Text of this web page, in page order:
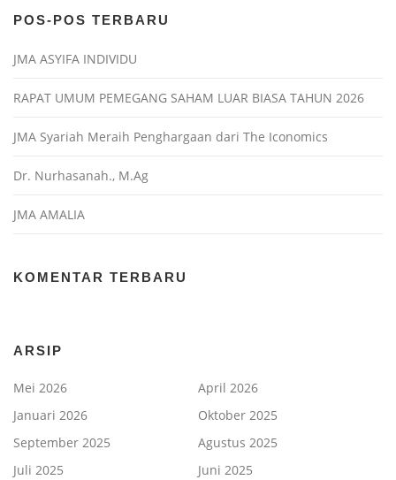
POS-POS TERBARU
JMA ASYIFA INDIVIDU
RAPAT UMUM PEMEGANG SAHAM LUAR BIASA TAHUN 2026
JMA Syariah Meraih Penghargaan dari The Iconomics
Dr. Nurhasanah., M.Ag
JMA AMALIA
KOMENTAR TERBARU
ARSIP
Mei 2026
April 2026
Januari 2026
Oktober 2025
September 2025
Agustus 2025
Juli 2025
Juni 2025